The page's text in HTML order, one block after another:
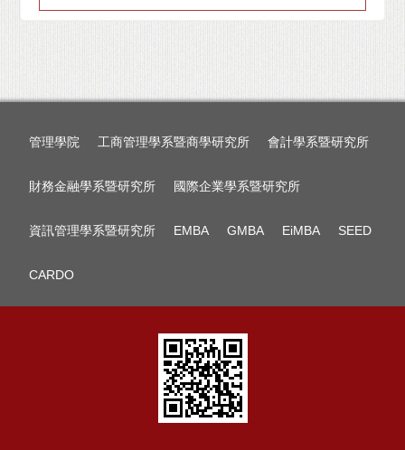
管理學院 工商管理學系暨商學研究所 會計學系暨研究所
財務金融學系暨研究所 國際企業學系暨研究所
資訊管理學系暨研究所 EMBA GMBA EiMBA SEED
CARDO